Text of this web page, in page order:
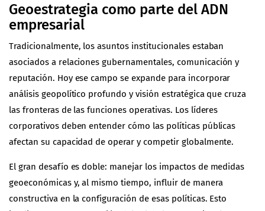
Geoestrategia como parte del ADN
empresarial
Tradicionalmente, los asuntos institucionales estaban
asociados a relaciones gubernamentales, comunicación y
reputación. Hoy ese campo se expande para incorporar
análisis geopolítico profundo y visión estratégica que cruza
las fronteras de las funciones operativas. Los líderes
corporativos deben entender cómo las políticas públicas
afectan su capacidad de operar y competir globalmente.
El gran desafío es doble: manejar los impactos de medidas
geoeconómicas y, al mismo tiempo, influir de manera
constructiva en la configuración de esas políticas. Esto